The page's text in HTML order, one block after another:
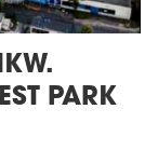
PARK